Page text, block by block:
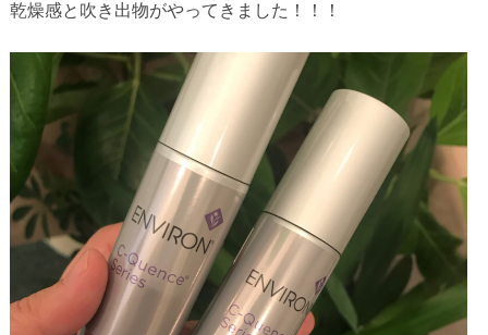
乾燥感と吹き出物がやってきました！！！